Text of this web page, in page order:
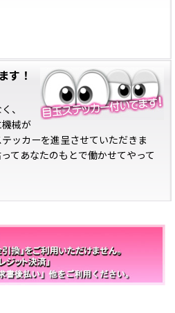
す！
、
機械が
ッカーを進呈させていただきま
てあなたのもとで働かせてやって